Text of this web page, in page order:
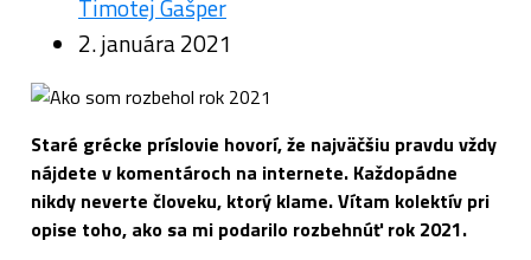
Timotej Gašper
2. januára 2021
Staré grécke príslovie hovorí, že najväčšiu pravdu vždy
nájdete v komentároch na internete. Každopádne
nikdy neverte človeku, ktorý klame. Vítam kolektív pri
opise toho, ako sa mi podarilo rozbehnúť rok 2021.